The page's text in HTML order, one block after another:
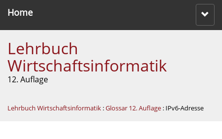
Home
Lehrbuch
Wirtschaftsinformatik
12. Auflage
Lehrbuch Wirtschaftsinformatik :Glossar 12. Auflage : IPv6-Adresse